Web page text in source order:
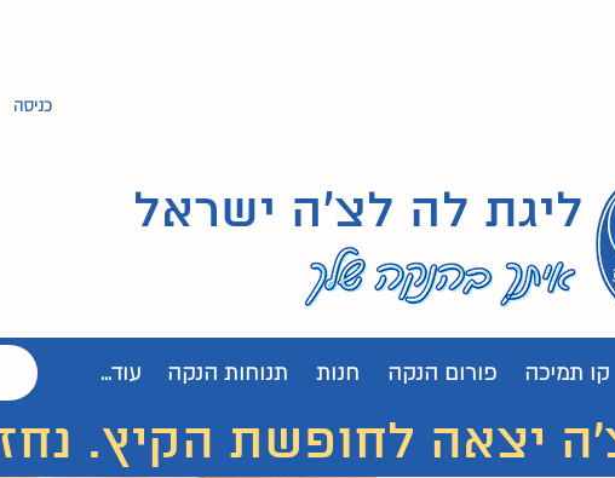
כניסה
ליגת לה לצ'ה ישראל
קו תמיכה פורום הנקה חנות תנוחות הנקה עוד...
לחופשת הקיץ. נחזור